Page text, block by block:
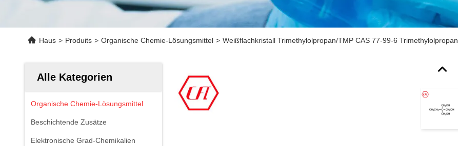
Haus > Produits > Organische Chemie-Lösungsmittel > Weißflachkristall Trimethylolpropan/TMP CAS 77-99-6 Trimethylolpropan
Alle Kategorien
Organische Chemie-Lösungsmittel
Beschichtende Zusätze
Elektronische Grad-Chemikalien